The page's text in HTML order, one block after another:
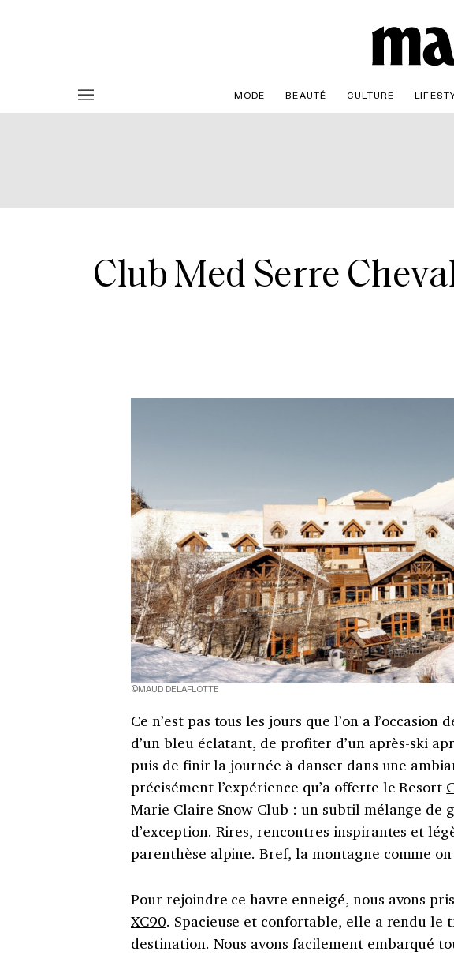
MODE BEAUTÉ CULTURE
Club Med Serre
©MAUD DELAFLOTTE
Ce n’est pas tous les jours que l’on a l’occasion
d’un bleu éclatant, de profiter d’un après-ski
puis de finir la journée à danser dans une
précisément l’expérience qu’a offerte le Resort
Marie Claire Snow Club : un subtil mélange de
d’exception. Rires, rencontres inspirantes et
parenthèse alpine. Bref, la montagne comme on
Pour rejoindre ce havre enneigé, nous avons
XC90. Spacieuse et confortable, elle a rendu le
destination. Nous avons facilement embarqué